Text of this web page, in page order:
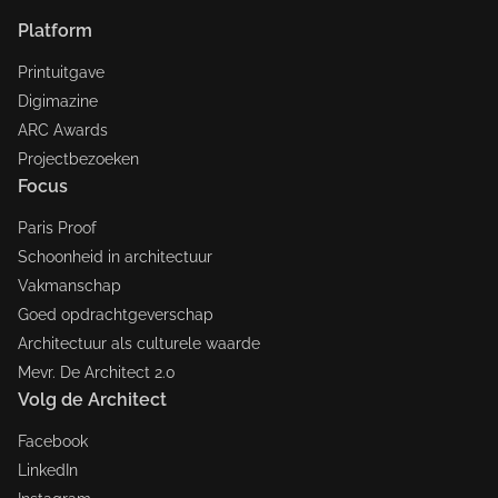
Platform
Printuitgave
Digimazine
ARC Awards
Projectbezoeken
Focus
Paris Proof
Schoonheid in architectuur
Vakmanschap
Goed opdrachtgeverschap
Architectuur als culturele waarde
Mevr. De Architect 2.0
Volg de Architect
Facebook
LinkedIn